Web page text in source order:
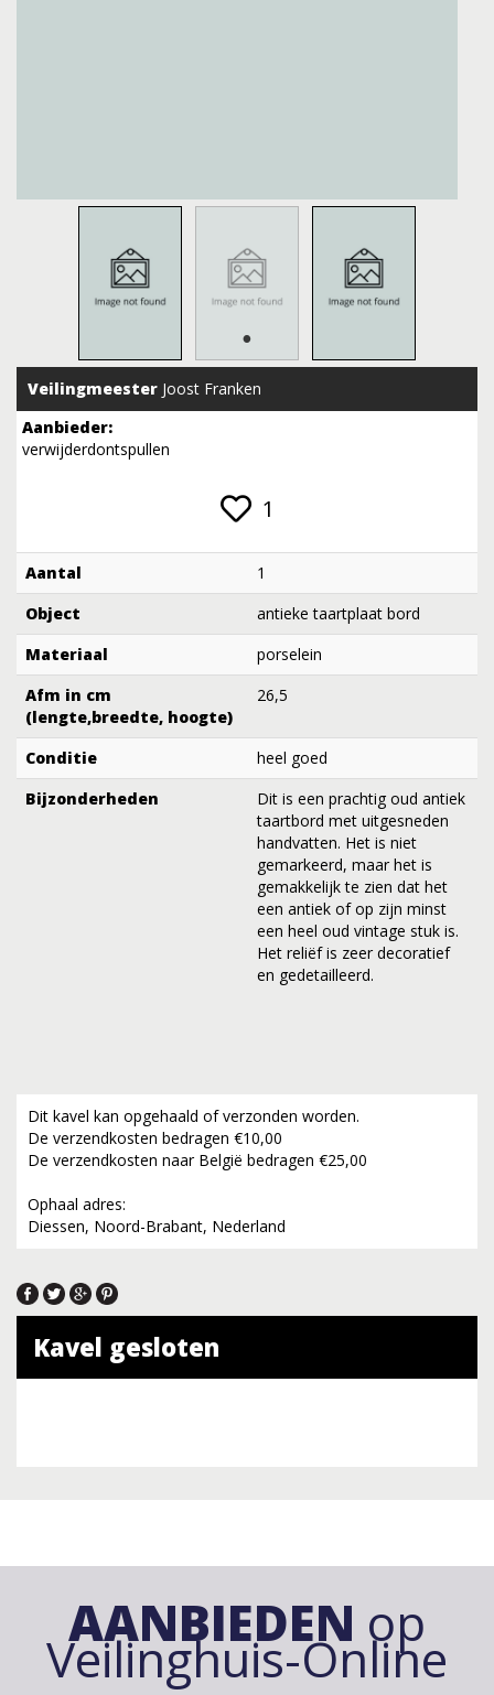
Veilingmeester Joost Franken
Aanbieder:
verwijderdontspullen
1
Aantal
1
Object
antieke taartplaat bord
Materiaal
porselein
Afm in cm
(lengte,breedte, hoogte)
26,5
Conditie
heel goed
Bijzonderheden
Dit is een prachtig oud antiek
taartbord met uitgesneden
handvatten. Het is niet
gemarkeerd, maar het is
gemakkelijk te zien dat het
een antiek of op zijn minst
een heel oud vintage stuk is.
Het reliëf is zeer decoratief
en gedetailleerd.
Dit kavel kan opgehaald of verzonden worden.
De verzendkosten bedragen €10,00
De verzendkosten naar België bedragen €25,00
Ophaal adres:
Diessen, Noord-Brabant, Nederland
Kavel gesloten
AANBIEDEN op
Veilinghuis-Online